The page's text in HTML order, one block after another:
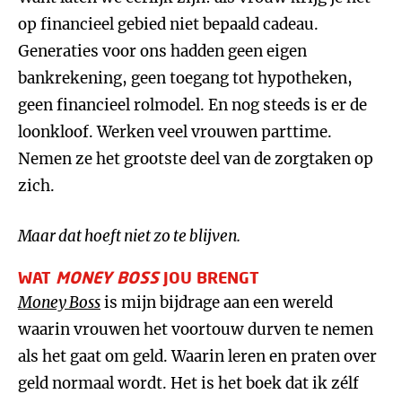
op financieel gebied niet bepaald cadeau.
Generaties voor ons hadden geen eigen
bankrekening, geen toegang tot hypotheken,
geen financieel rolmodel. En nog steeds is er de
loonkloof. Werken veel vrouwen parttime.
Nemen ze het grootste deel van de zorgtaken op
zich.
Maar dat hoeft niet zo te blijven.
WAT MONEY BOSSJOU BRENGT
Money Bossis mijn bijdrage aan een wereld
waarin vrouwen het voortouw durven te nemen
als het gaat om geld. Waarin leren en praten over
geld normaal wordt. Het is het boek dat ik zélf